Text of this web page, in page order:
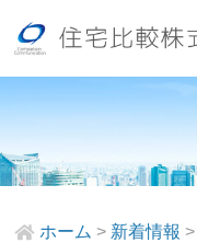
ホーム > 新着情報 >